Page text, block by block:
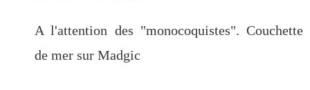
A l'attention des "monocoquistes". Couchette
de mer sur Madgic